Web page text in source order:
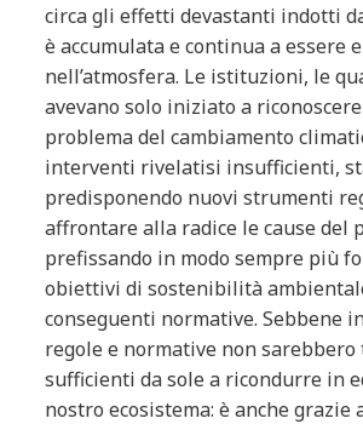
circa gli effetti devastanti indotti
è accumulata e continua a essere
nell’atmosfera. Le istituzioni, le
avevano solo iniziato a
problema del cambiamento
interventi rivelatisi insufficienti,
predisponendo nuovi strumenti
affrontare alla radice le cause del
prefissando in modo sempre più
obiettivi di sostenibilità
conseguenti normative. Sebbene
regole e normative non
sufficienti da sole a ricondurre in
nostro ecosistema: è anche